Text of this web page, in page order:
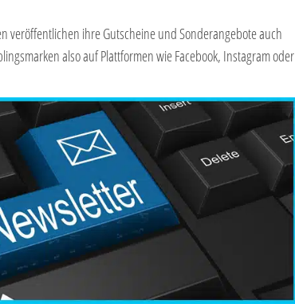
veröffentlichen ihre Gutscheine und Sonderangebote auch
also auf Plattformen wie Facebook, Instagram oder